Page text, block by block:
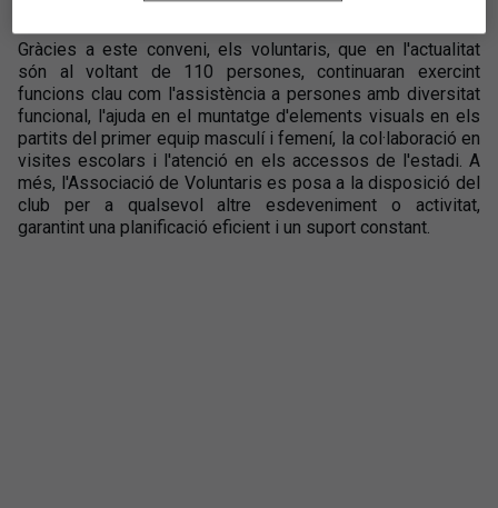
Gràcies a este conveni, els voluntaris, que en l'actualitat
són al voltant de 110 persones, continuaran exercint
funcions clau com l'assistència a persones amb diversitat
funcional, l'ajuda en el muntatge d'elements visuals en els
partits del primer equip masculí i femení, la col·laboració en
visites escolars i l'atenció en els accessos de l'estadi. A
més, l'Associació de Voluntaris es posa a la disposició del
club per a qualsevol altre esdeveniment o activitat,
garantint una planificació eficient i un suport constant.